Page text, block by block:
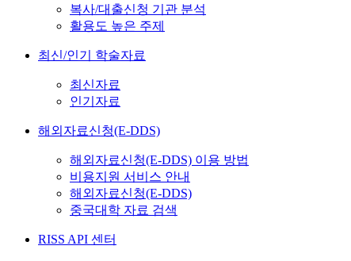
복사/대출신청 기관 분석
활용도 높은 주제
최신/인기 학술자료
최신자료
인기자료
해외자료신청(E-DDS)
해외자료신청(E-DDS) 이용 방법
비용지원 서비스 안내
해외자료신청(E-DDS)
중국대학 자료 검색
RISS API 센터